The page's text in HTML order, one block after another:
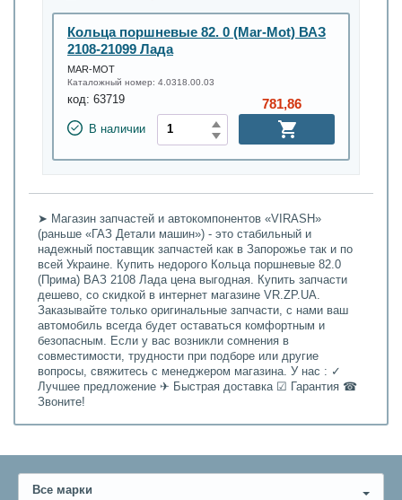
Кольца поршневые 82. 0 (Mar-Mot) ВАЗ
2108-21099 Лада
MAR-MOT
Каталожный номер: 4.0318.00.03
код: 63719
В наличии
781,86
➤ Магазин запчастей и автокомпонентов «VIRASH»
(раньше «ГАЗ Детали машин») - это стабильный и
надежный поставщик запчастей как в Запорожье так и по
всей Украине. Купить недорого Кольца поршневые 82.0
(Прима) ВАЗ 2108 Лада цена выгодная. Купить запчасти
дешево, со скидкой в интернет магазине VR.ZP.UA.
Заказывайте только оригинальные запчасти, с нами ваш
автомобиль всегда будет оставаться комфортным и
безопасным. Если у вас возникли сомнения в
совместимости, трудности при подборе или другие
вопросы, свяжитесь с менеджером магазина. У нас : ✓
Лучшее предложение ✈ Быстрая доставка ☑ Гарантия ☎
Звоните!
Все марки